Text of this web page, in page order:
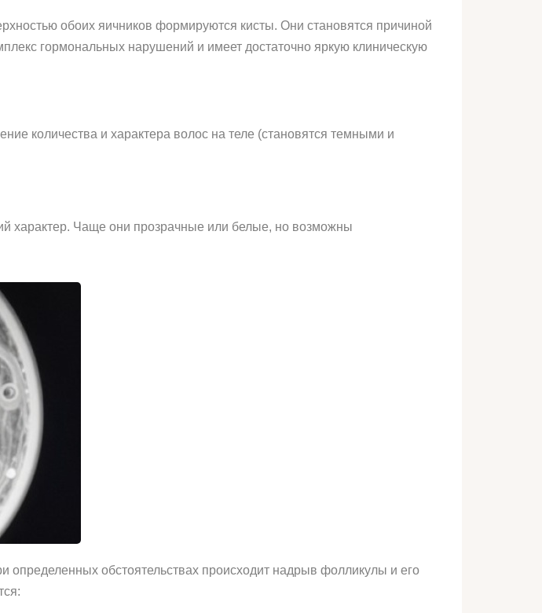
обоих яичников формируются кисты. Они становятся причиной
гормональных нарушений и имеет достаточно яркую клиническую
количества и характера волос на теле (становятся темными и
характер. Чаще они прозрачные или белые, но возможны
определенных обстоятельствах происходит надрыв фолликулы и его